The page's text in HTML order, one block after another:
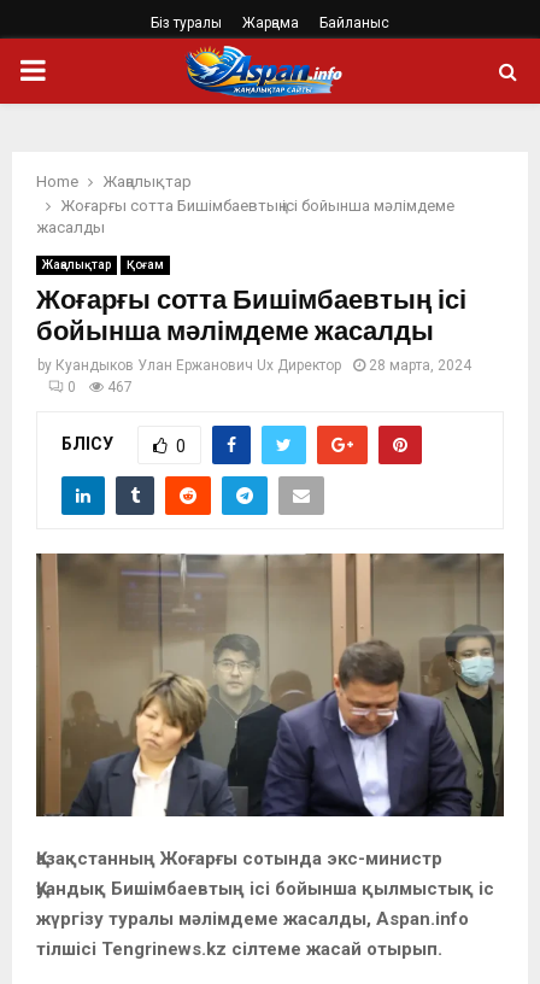
Біз туралы Жарңама Байланыс
PRIMARY
Home
Жаңалықтар
Жоғарғы сотта Бишімбаевтың ісі бойынша мәлімдеме
жасалды
Жаңалықтар Қоғам
Жоғарғы сотта Бишімбаевтың ісі
бойынша мәлімдеме жасалды
by Куандыков Улан Ержанович Ux Директор
28 марта, 2024
0
467
БӨЛІСУ 0
Қазақстанның Жоғарғы сотында экс-министр
Қуандық Бишімбаевтың ісі бойынша қылмыстық іс
жүргізу туралы мәлімдеме жасалды, Aspan.info
тілшісі Tengrinews.kz сілтеме жасай отырып.